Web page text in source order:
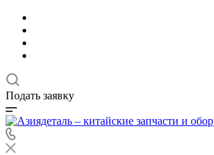
Подать заявку